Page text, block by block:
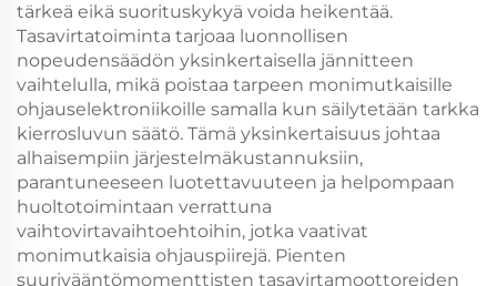
tärkeä eikä suorituskykyä voida heikentää.
Tasavirtatoiminta tarjoaa luonnollisen
nopeudensäädön yksinkertaisella jännitteen
vaihtelulla, mikä poistaa tarpeen monimutkaisille
ohjauselektroniikoille samalla kun säilytetään tarkka
kierrosluvun säätö. Tämä yksinkertaisuus johtaa
alhaisempiin järjestelmäkustannuksiin,
parantuneeseen luotettavuuteen ja helpompaan
huoltotoimintaan verrattuna
vaihtovirtavaihtoehtoihin, jotka vaativat
monimutkaisia ohjauspiirejä. Pienten
suurivääntömomenttisten tasavirtamoottoreiden